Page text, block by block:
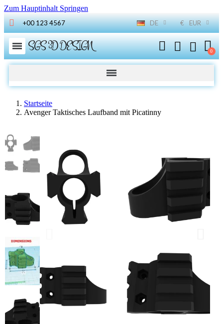
Zum Hauptinhalt Springen
+00 123 4567 DE € EUR
SGS 3D DESIGN
Startseite
Avenger Taktisches Laufband mit Picatinny